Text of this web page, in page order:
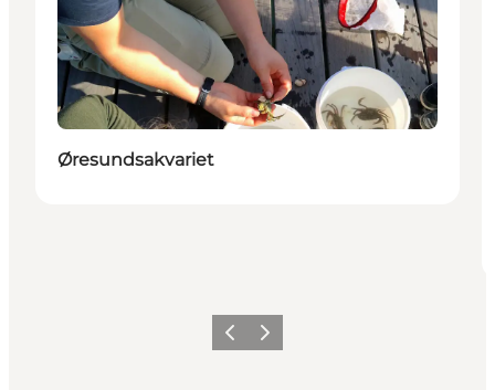
Øresundsakvariet
ForrigeNæste